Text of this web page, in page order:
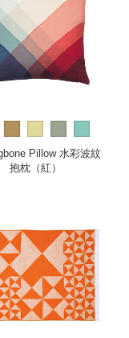
Pillow 水彩波紋
抱枕（紅）